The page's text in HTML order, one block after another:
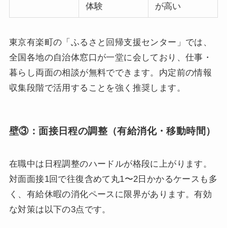
体験 が高い
東京有楽町の「ふるさと回帰支援センター」では、
全国各地の自治体窓口が一堂に会しており、仕事・
暮らし両面の相談が無料でできます。内定前の情報
収集段階で活用することを強く推奨します。
壁③：面接日程の調整（有給消化・移動時間）
在職中は日程調整のハードルが格段に上がります。
対面面接1回で往復含めて丸1〜2日かかるケースも多
く、有給休暇の消化ペースに限界があります。有効
な対策は以下の3点です。